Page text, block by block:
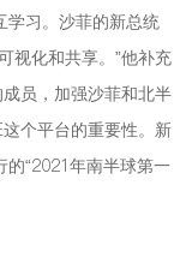
学习。沙菲的新总统
视化和共享。”他补充
员，加强沙菲和北半
个平台的重要性。新
“2021年南半球第一